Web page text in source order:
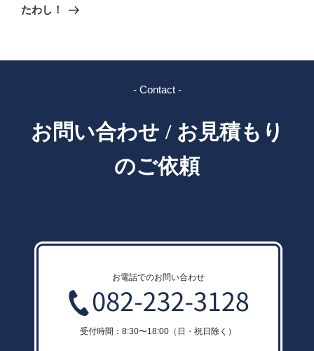
シ
投
たわし！
- Contact -
お問い合わせ / お見積もり
のご依頼
お電話でのお問い合わせ
受付時間：8:30〜18:00（日・祝日除く）